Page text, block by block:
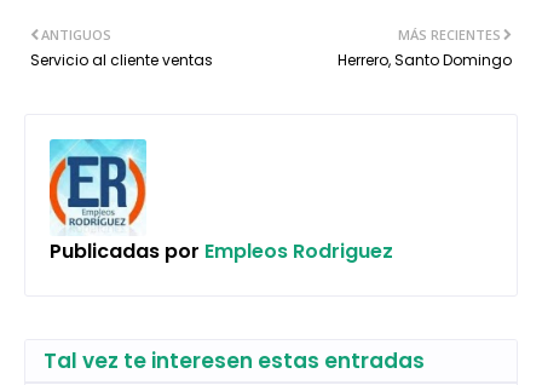
MÁS RECIENTES
Herrero, Santo Domingo
ANTIGUOS
Servicio al cliente ventas
Publicadas por Empleos Rodriguez
Tal vez te interesen estas entradas